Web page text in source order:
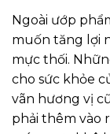
Ngoài ướp
muốn tăng lợi
mực thối.
cho sức khỏe
vãn hương vị
phải thêm vào